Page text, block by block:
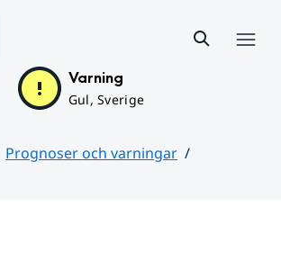
Varning
Gul, Sverige
Prognoser och varningar